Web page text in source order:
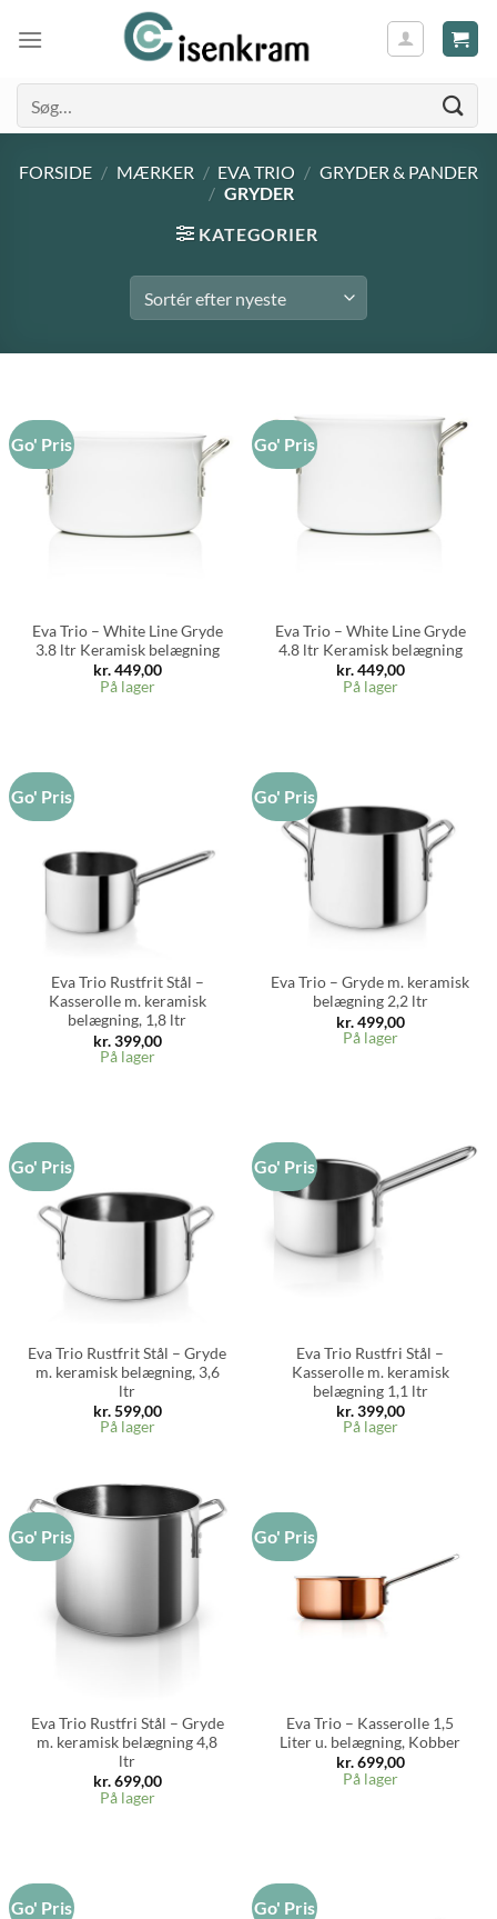
efter:
FORSIDE / MÆRKER / EVA TRIO / GRYDER & PANDER
/ GRYDER
KATEGORIER
Go' Pris
Eva Trio – White Line Gryde
3.8 ltr Keramisk belægning
kr.449,00
På lager
Go' Pris
Eva Trio – White Line Gryde
4.8 ltr Keramisk belægning
kr.449,00
På lager
Go' Pris
Eva Trio Rustfrit Stål –
Kasserolle m. keramisk
belægning, 1,8 ltr
kr.399,00
På lager
Go' Pris
Eva Trio – Gryde m. keramisk
belægning 2,2 ltr
kr.499,00
På lager
Go' Pris
Eva Trio Rustfrit Stål – Gryde
m. keramisk belægning, 3,6
ltr
kr.599,00
På lager
Go' Pris
Eva Trio Rustfri Stål –
Kasserolle m. keramisk
belægning 1,1 ltr
kr.399,00
På lager
Go' Pris
Eva Trio Rustfri Stål – Gryde
m. keramisk belægning 4,8
ltr
kr.699,00
På lager
Go' Pris
Eva Trio – Kasserolle 1,5
Liter u. belægning, Kobber
kr.699,00
På lager
Go' Pris Go' Pris